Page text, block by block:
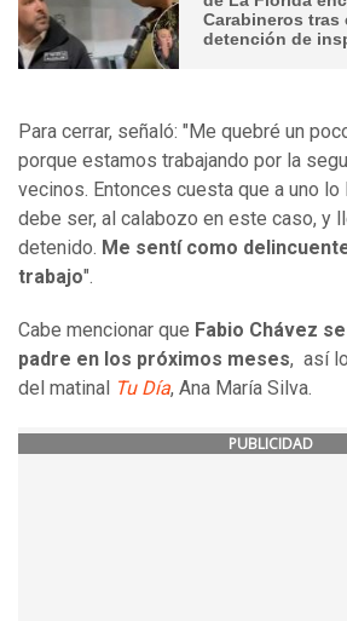
Carabineros tras
detención de
Para cerrar, señaló: "Me quebré un
porque estamos trabajando por la
vecinos. Entonces cuesta que a uno lo
debe ser, al calabozo en este caso, y
detenido. Me sentí como
trabajo".
Cabe mencionar que Fabio Chávez
padre en los próximos meses, así
del matinal Tu Día, Ana María Silva.
PUBLICIDAD